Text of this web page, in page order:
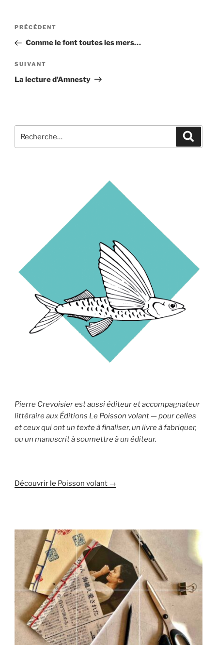
Navigation
l’article
Article
précédent
PRÉCÉDENT
Comme le font toutes les mers…
Article
suivant
SUIVANT
La lecture d’Amnesty
pour
Pierre Crevoisier est aussi éditeur et accompagnateur
littéraire aux Éditions Le Poisson volant — pour celles
et ceux qui ont un texte à finaliser, un livre à fabriquer,
ou un manuscrit à soumettre à un éditeur.
Découvrir le Poisson volant →